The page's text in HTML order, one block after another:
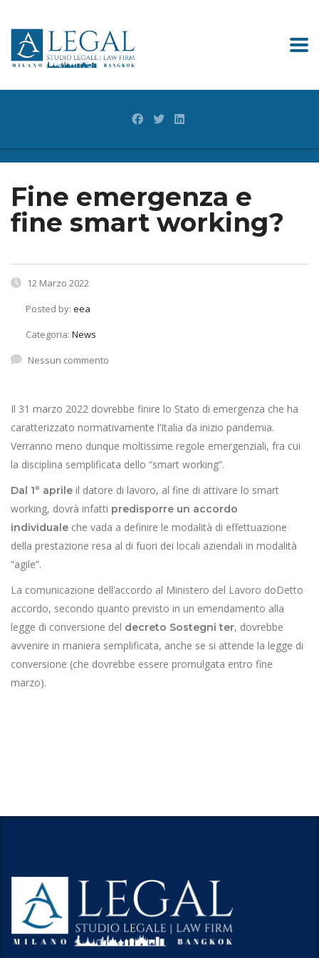
Fine emergenza e
fine smart working?
12 Marzo 2022
Posted by: eea
Categoria: News
Nessun commento
Il 31 marzo 2022 dovrebbe finire lo Stato di emergenza che ha
caratterizzato normativamente l’Italia da inizio pandemia.
Verranno meno dunque moltissime regole emergenziali, fra cui
la disciplina semplificata dello “smart working”.
Dal 1° aprile il datore di lavoro, al fine di attivare lo smart
working, dovrà infatti predisporre un accordo
individuale che vada a definire le modalità di effettuazione
della prestazione resa al di fuori dei locali aziendali in modalità
“agile”.
La comunicazione dell’accordo al Ministero del Lavoro doDetto
accordo, secondo quanto previsto in un emendamento alla
legge di conversione del decreto Sostegni ter, dovrebbe
avvenire in maniera semplificata, anche se si attende la legge di
conversione (che dovrebbe essere promulgata entro fine
marzo).